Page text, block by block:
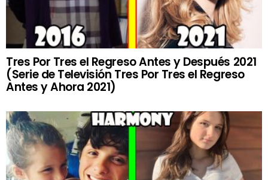
Tres Por Tres el Regreso Antes y Después 2021
(Serie de Televisión Tres Por Tres el Regreso
Antes y Ahora 2021)